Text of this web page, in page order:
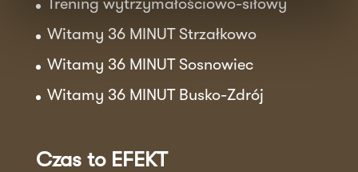
Witamy 36 MINUT Strzałkowo
Witamy 36 MINUT Sosnowiec
Witamy 36 MINUT Busko-Zdrój
Czas to EFEKT